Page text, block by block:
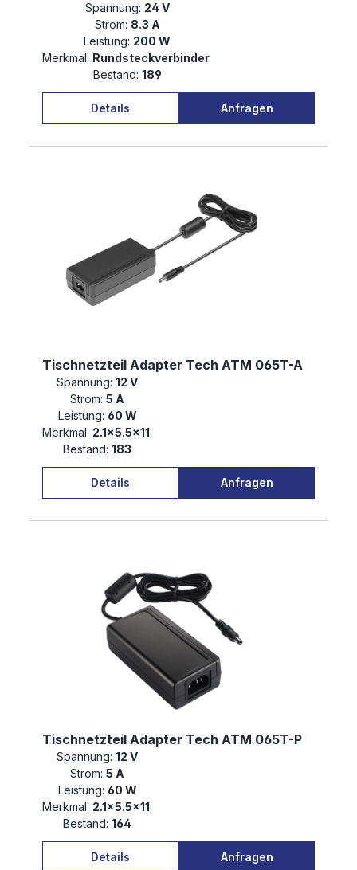
Spannung: 24 V
Strom: 8.3 A
Leistung: 200 W
Merkmal: Rundsteckverbinder
Bestand: 189
Details Anfragen
Tischnetzteil Adapter Tech ATM 065T-A
Spannung: 12 V
Strom: 5 A
Leistung: 60 W
Merkmal: 2.1×5.5×11
Bestand: 183
Details Anfragen
Tischnetzteil Adapter Tech ATM 065T-P
Spannung: 12 V
Strom: 5 A
Leistung: 60 W
Merkmal: 2.1×5.5×11
Bestand: 164
Details Anfragen